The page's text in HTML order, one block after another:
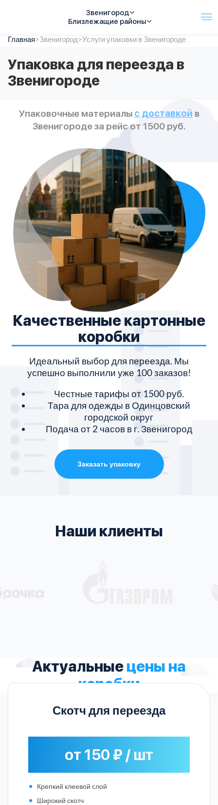
Звенигород
Близлежащие районы
Услуги
Автопарк
Тарифы
Акции
Контакты
Спецтехника
Главная>Звенигород>Услуги упаковки в Звенигороде
Упаковка для переезда в
Звенигороде
Упаковочные материалы с доставкой в
Звенигороде за рейс от 1500 руб.
Качественные картонные
коробки
Идеальный выбор для переезда. Мы
успешно выполнили уже 100 заказов!
Честные тарифы от 1500 руб.
Тара для одежды в Одинцовский
городской округ
Подача от 2 часов в г. Звенигород
Заказать упаковку
Наши клиенты
Актуальныецены на
коробки
Скотч для переезда
от 150 ₽ / шт
Крепкий клеевой слой
Широкий скотч